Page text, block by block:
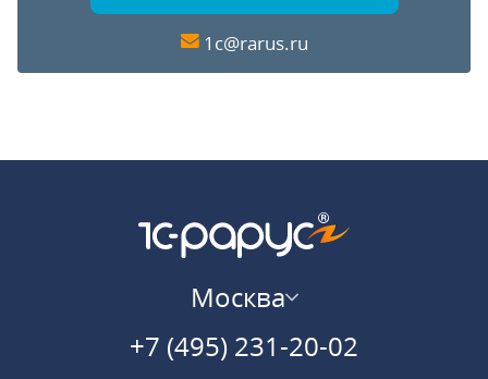
1c@rarus.ru
Москва
+7 (495) 231-20-02